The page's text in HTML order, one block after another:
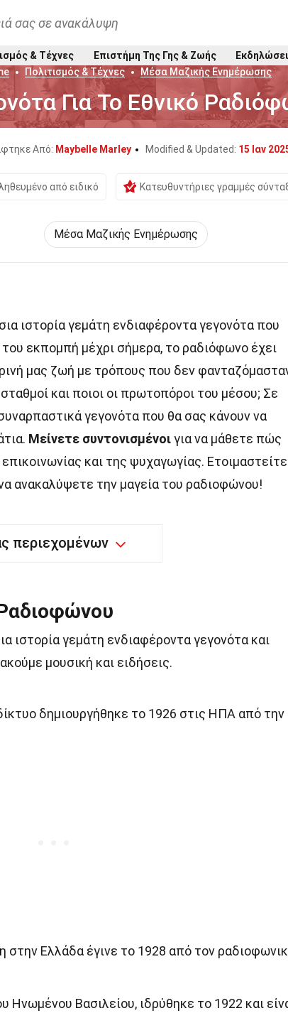
σας σε ανακάλυψη
& Τέχνες Επιστήμη Της Γης & Ζωής
Πολιτισμός & Τέχνες Μέσα Μαζικής Ενημέρωσης
Για Το Εθνικό
Από: Maybelle Marley Modified & Updated: 15 Ιαν
από ειδικό Κατευθυντήριες γραμμές
Μέσα Μαζικής Ενημέρωσης
ιστορία γεμάτη ενδιαφέροντα γεγονότα που
εκπομπή μέχρι σήμερα, το ραδιόφωνο έχει
μας ζωή με τρόπους που δεν
και ποιοι οι πρωτοπόροι του μέσου; Σε
γεγονότα που θα σας κάνουν να
Μείνετε συντονισμένοιγια να μάθετε πώς
και της ψυχαγωγίας. Ετοιμαστείτε
ανακαλύψετε την μαγεία του ραδιοφώνου!
περιεχομένων
ιστορία γεμάτη ενδιαφέροντα γεγονότα και
μουσική και ειδήσεις.
δημιουργήθηκε το 1926 στις ΗΠΑ από την
Ελλάδα έγινε το 1928 από τον
Ηνωμένου Βασιλείου, ιδρύθηκε το 1922 και